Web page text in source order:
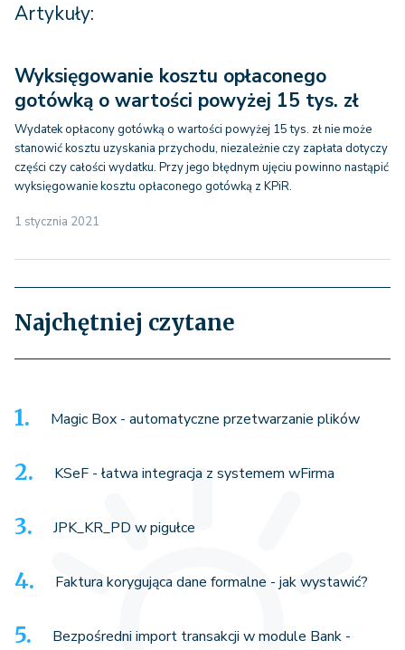
Artykuły:
Wyksięgowanie kosztu opłaconego
gotówką o wartości powyżej 15 tys. zł
Wydatek opłacony gotówką o wartości powyżej 15 tys. zł nie może
stanowić kosztu uzyskania przychodu, niezależnie czy zapłata dotyczy
części czy całości wydatku. Przy jego błędnym ujęciu powinno nastąpić
wyksięgowanie kosztu opłaconego gotówką z KPiR.
1 stycznia 2021
Najchętniej czytane
Magic Box - automatyczne przetwarzanie plików
KSeF - łatwa integracja z systemem wFirma
JPK_KR_PD w pigułce
Faktura korygująca dane formalne - jak wystawić?
Bezpośredni import transakcji w module Bank -